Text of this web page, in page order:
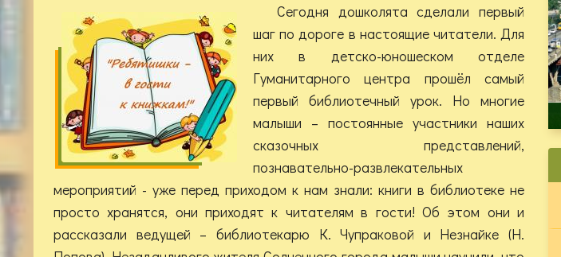
Сегодня дошколята сделали первый
шаг по дороге в настоящие читатели. Для
них в детско-юношеском отделе
Гуманитарного центра прошёл самый
первый библиотечный урок. Но многие
малыши – постоянные участники наших
сказочных представлений,
познавательно-развлекательных
мероприятий - уже перед приходом к нам знали: книги в библиотеке не
просто хранятся, они приходят к читателям в гости! Об этом они и
рассказали ведущей – библиотекарю К. Чупраковой и Незнайке (Н.